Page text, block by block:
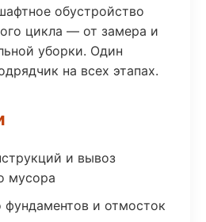
обустройство
цикла — от замера и
уборки. Один
на всех этапах.
и вывоз
мусора
фундаментов и отмосток